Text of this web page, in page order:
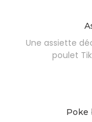
Une assiette
poulet
Poke